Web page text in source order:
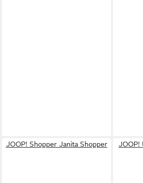
JOOP! Shopper Janita Shopper JOOP!